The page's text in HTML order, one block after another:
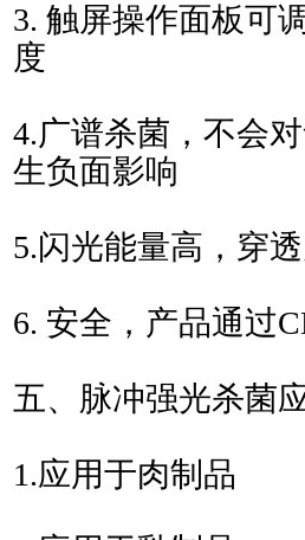
3. 触屏操作面板可
度
4.广谱杀菌，不会
生负面影响
5.闪光能量高，穿
6. 安全，产品通过
五、脉冲强光杀菌
1.应用于肉制品